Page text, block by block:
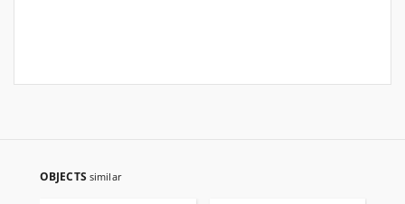
OBJECTS similar